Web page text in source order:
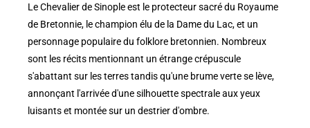
Le Chevalier de Sinople est le protecteur sacré du Royaume
de Bretonnie, le champion élu de la Dame du Lac, et un
personnage populaire du folklore bretonnien. Nombreux
sont les récits mentionnant un étrange crépuscule
s'abattant sur les terres tandis qu'une brume verte se lève,
annonçant l'arrivée d'une silhouette spectrale aux yeux
luisants et montée sur un destrier d'ombre.